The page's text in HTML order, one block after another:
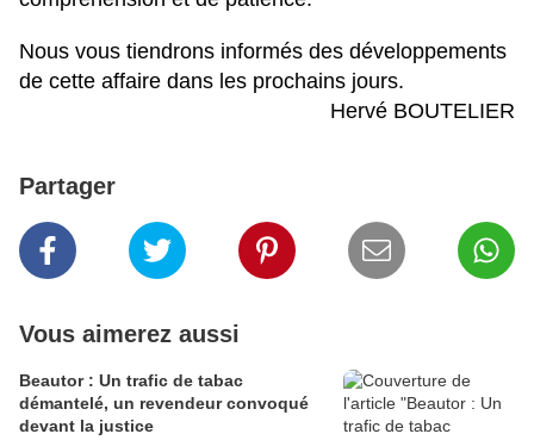
Nous vous tiendrons informés des développements
de cette affaire dans les prochains jours.
Hervé BOUTELIER
Partager
Vous aimerez aussi
Beautor : Un trafic de tabac
démantelé, un revendeur convoqué
devant la justice